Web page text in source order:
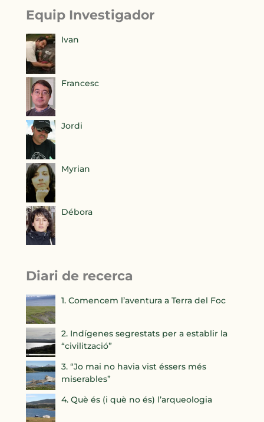
Equip Investigador
Ivan
Francesc
Jordi
Myrian
Débora
Diari de recerca
1. Comencem l’aventura a Terra del Foc
2. Indígenes segrestats per a establir la
“civilització”
3. “Jo mai no havia vist éssers més
miserables”
4. Què és (i què no és) l’arqueologia